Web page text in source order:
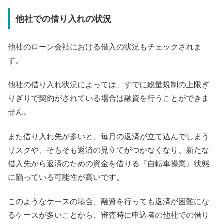
他社での借り入れの状況
他社のローン会社における借入の状況もチェックされま
す。
他社の借り入れ状況によっては、すでに総量規制の上限ぎ
りぎりで契約がされている場合は融資を行うことができま
せん。
また借り入れ先が多いと、毎月の返済が立て込んでしまう
リスクや、そもそも返済の見立てがつかなくなり、新たな
借入先から返済のための資金を借りる『自転車操業』状態
に陥っている可能性が高いです。
このようなケースの場合、融資を行っても返済が困難にな
るケースが多いことから、審査時に申込者の他社での借り